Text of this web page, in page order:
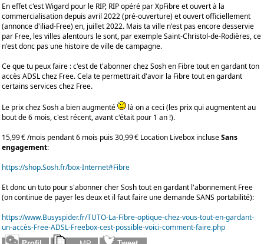
En effet c'est Wigard pour le RIP, RIP opéré par XpFibre et ouvert à la
commercialisation depuis avril 2022 (pré-ouverture) et ouvert officiellement
(annonce d'iliad-Free) en, juillet 2022. Mais ta ville n'est pas encore desservie
par Free, les villes alentours le sont, par exemple Saint-Christol-de-Rodières, ce
n'est donc pas une histoire de ville de campagne.
Ce que tu peux faire : c'est de t'abonner chez Sosh en Fibre tout en gardant ton
accès ADSL chez Free. Cela te permettrait d'avoir la Fibre tout en gardant
certains services chez Free.
Le prix chez Sosh a bien augmenté
là on a ceci (les prix qui augmentent au
bout de 6 mois, c'est récent, avant c'était pour 1 an !).
15,99 € /mois pendant 6 mois puis 30,99 € Location Livebox incluseSans
engagement:
https://shop.Sosh.fr/box-Internet#Fibre
Et donc un tuto pour s'abonner cher Sosh tout en gardant l'abonnement Free
(on continue de payer les deux et il faut faire une demande SANS portabilité):
https://www.Busyspider.fr/TUTO-La-Fibre-optique-chez-vous-tout-en-gardant-
un-accès-Free-ADSL-Freebox-cest-possible-voici-comment-faire.php